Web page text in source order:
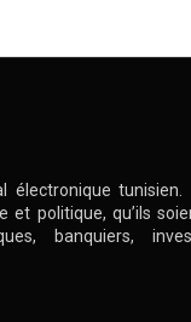
tunisien.
et politique, qu’ils
banquiers,